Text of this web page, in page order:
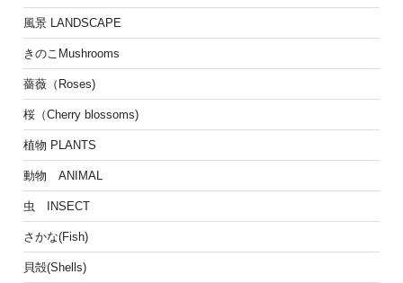
風景 LANDSCAPE
きのこMushrooms
薔薇（Roses)
桜（Cherry blossoms)
植物 PLANTS
動物 ANIMAL
虫 INSECT
さかな(Fish)
貝殻(Shells)